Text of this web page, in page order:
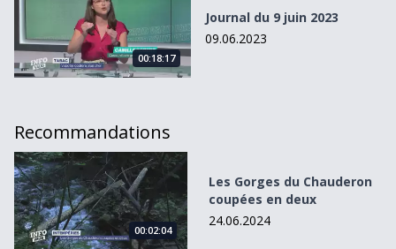
00:18:17
Journal du 9 juin 2023
09.06.2023
Recommandations
Les Gorges du Chauderon coupées en deux
00:02:04
Les Gorges du Chauderon
coupées en deux
24.06.2024